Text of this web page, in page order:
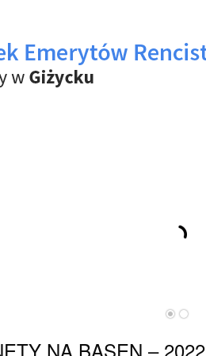
NA BASEN – 2022